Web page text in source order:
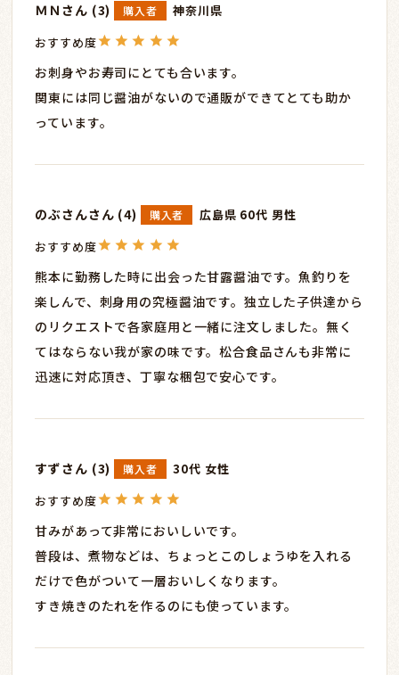
ＭＮ 3 購入者 神奈川県
お刺身やお寿司にとても合います。
関東には同じ醤油がないので通販ができてとても助か
っています。
のぶさん 4 購入者 広島県 60代 男性
熊本に勤務した時に出会った甘露醤油です。魚釣りを
楽しんで、刺身用の究極醤油です。独立した子供達から
のリクエストで各家庭用と一緒に注文しました。無く
てはならない我が家の味です。松合食品さんも非常に
迅速に対応頂き、丁寧な梱包で安心です。
すず 3 購入者 30代 女性
甘みがあって非常においしいです。
普段は、煮物などは、ちょっとこのしょうゆを入れる
だけで色がついて一層おいしくなります。
すき焼きのたれを作るのにも使っています。